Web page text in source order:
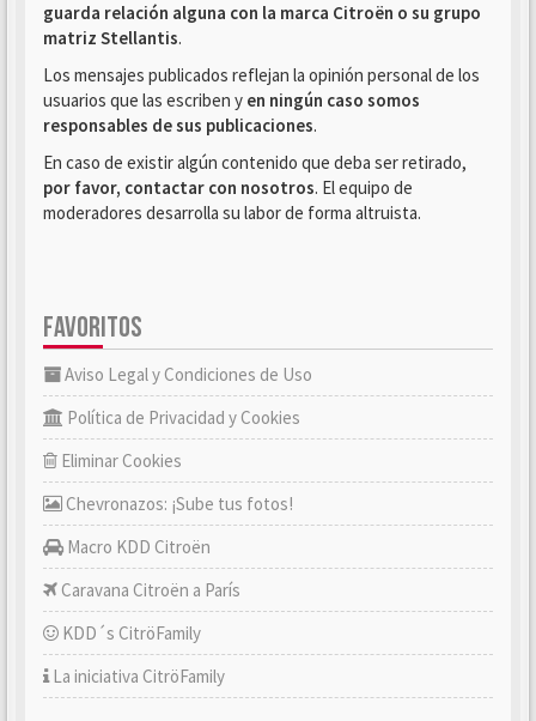
guarda relación alguna con la marca Citroën o su grupo
matriz Stellantis.
Los mensajes publicados reflejan la opinión personal de los
usuarios que las escriben y en ningún caso somos
responsables de sus publicaciones.
En caso de existir algún contenido que deba ser retirado,
por favor, contactar con nosotros. El equipo de
moderadores desarrolla su labor de forma altruista.
FAVORITOS
Aviso Legal y Condiciones de Uso
Política de Privacidad y Cookies
Eliminar Cookies
Chevronazos: ¡Sube tus fotos!
Macro KDD Citroën
Caravana Citroën a París
KDD´s CitröFamily
La iniciativa CitröFamily